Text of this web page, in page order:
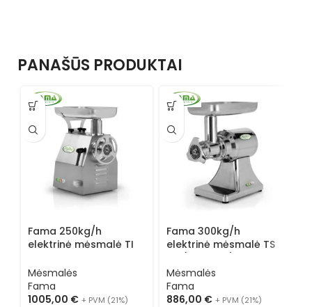
PANAŠŪS PRODUKTAI
Fama 250kg/h
elektrinė mėsmalė TI
Mėsmalės
Fama
1005,00 € + PVM (21%)
Fama 300kg/h
elektrinė mėsmalė TS
Mėsmalės
Fama
886,00 € + PVM (21%)